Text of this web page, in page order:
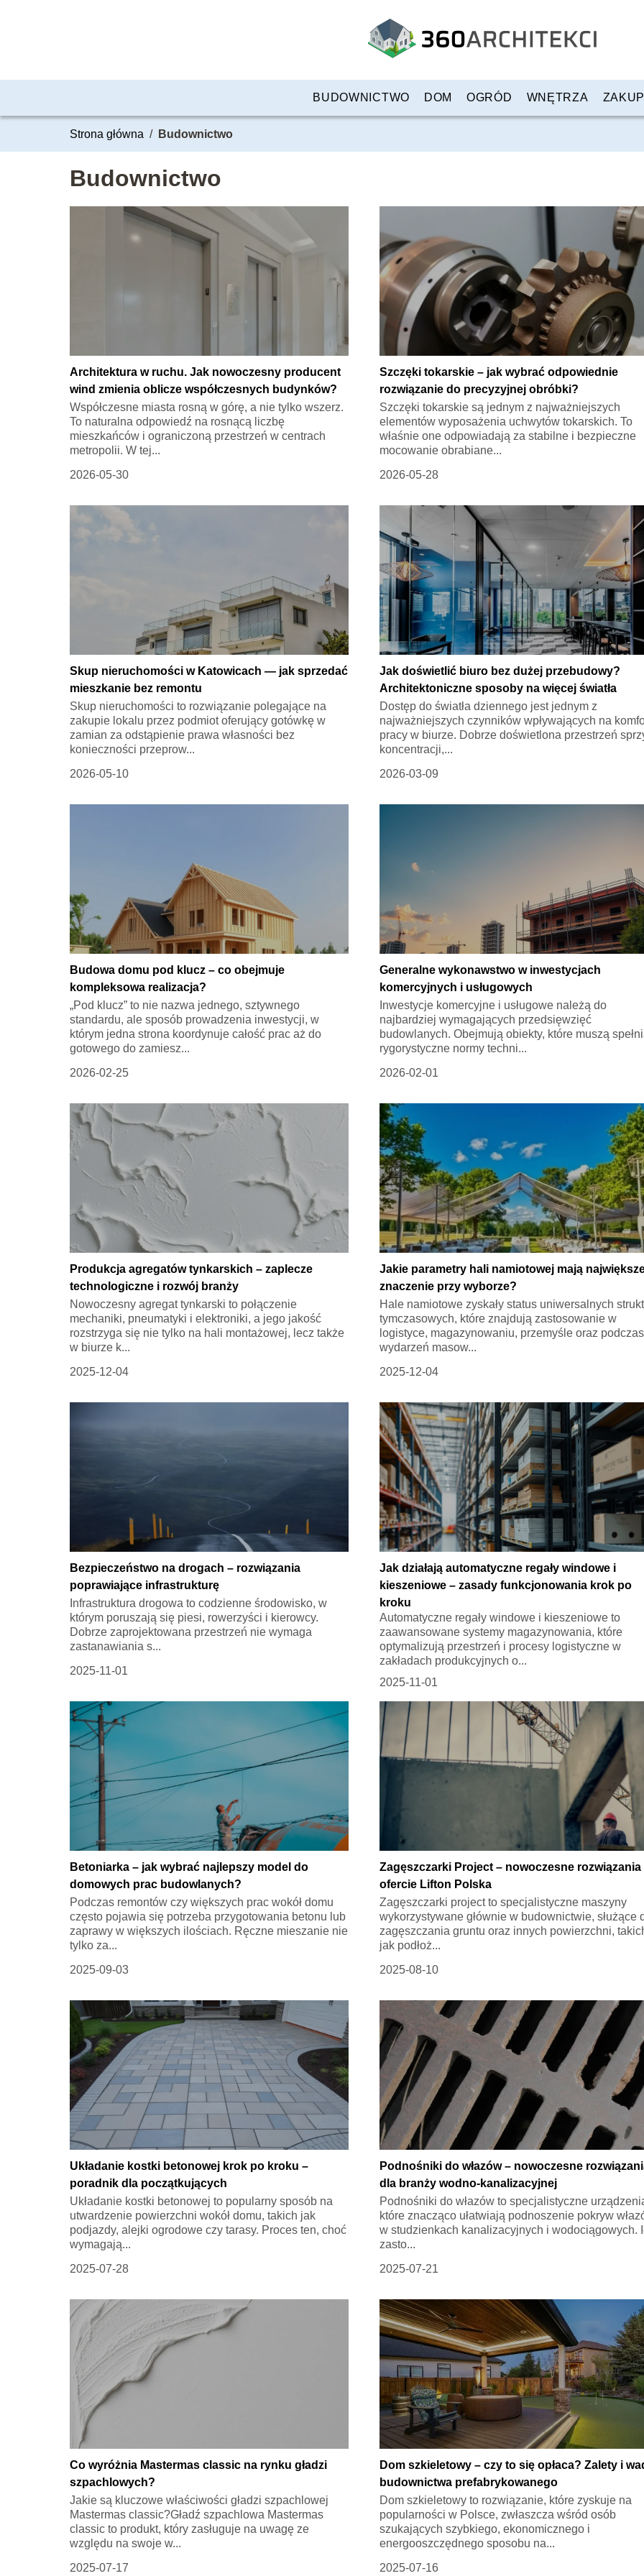
BUDOWNICTWO DOM OGRÓD WNĘTRZA
Strona główna / Budownictwo
Budownictwo
Architektura w ruchu. Jak nowoczesny producent
wind zmienia oblicze współczesnych budynków?
Współczesne miasta rosną w górę, a nie tylko wszerz.
To naturalna odpowiedź na rosnącą liczbę
mieszkańców i ograniczoną przestrzeń w centrach
metropolii. W tej...
2026-05-30
Szczęki tokarskie – jak wybrać odpowiednie
rozwiązanie do precyzyjnej obróbki?
Szczęki tokarskie są jednym z najważniejszych
elementów wyposażenia uchwytów tokarskich. To
właśnie one odpowiadają za stabilne i bezpieczne
mocowanie obrabiane...
2026-05-28
Skup nieruchomości w Katowicach — jak sprzedać
mieszkanie bez remontu
Skup nieruchomości to rozwiązanie polegające na
zakupie lokalu przez podmiot oferujący gotówkę w
zamian za odstąpienie prawa własności bez
konieczności przeprow...
2026-05-10
Jak doświetlić biuro bez dużej przebudowy?
Architektoniczne sposoby na więcej światła
Dostęp do światła dziennego jest jednym z
najważniejszych czynników wpływających na
pracy w biurze. Dobrze doświetlona przestrzeń
koncentracji,...
2026-03-09
Budowa domu pod klucz – co obejmuje
kompleksowa realizacja?
„Pod klucz” to nie nazwa jednego, sztywnego
standardu, ale sposób prowadzenia inwestycji, w
którym jedna strona koordynuje całość prac aż do
gotowego do zamiesz...
2026-02-25
Generalne wykonawstwo w inwestycjach
komercyjnych i usługowych
Inwestycje komercyjne i usługowe należą do
najbardziej wymagających przedsięwzięć
budowlanych. Obejmują obiekty, które muszą
rygorystyczne normy techni...
2026-02-01
Produkcja agregatów tynkarskich – zaplecze
technologiczne i rozwój branży
Nowoczesny agregat tynkarski to połączenie
mechaniki, pneumatyki i elektroniki, a jego jakość
rozstrzyga się nie tylko na hali montażowej, lecz także
w biurze k...
2025-12-04
Jakie parametry hali namiotowej mają
znaczenie przy wyborze?
Hale namiotowe zyskały status uniwersalnych
tymczasowych, które znajdują zastosowanie w
logistyce, magazynowaniu, przemyśle oraz podczas
wydarzeń masow...
2025-12-04
Bezpieczeństwo na drogach – rozwiązania
poprawiające infrastrukturę
Infrastruktura drogowa to codzienne środowisko, w
którym poruszają się piesi, rowerzyści i kierowcy.
Dobrze zaprojektowana przestrzeń nie wymaga
zastanawiania s...
2025-11-01
Jak działają automatyczne regały windowe i
kieszeniowe – zasady funkcjonowania krok po
kroku
Automatyczne regały windowe i kieszeniowe to
zaawansowane systemy magazynowania, które
optymalizują przestrzeń i procesy logistyczne w
zakładach produkcyjnych o...
2025-11-01
Betoniarka – jak wybrać najlepszy model do
domowych prac budowlanych?
Podczas remontów czy większych prac wokół domu
często pojawia się potrzeba przygotowania betonu lub
zaprawy w większych ilościach. Ręczne mieszanie nie
tylko za...
2025-09-03
Zagęszczarki Project – nowoczesne rozwiązania
ofercie Lifton Polska
Zagęszczarki project to specjalistyczne maszyny
wykorzystywane głównie w budownictwie, służące
zagęszczania gruntu oraz innych powierzchni,
jak podłoż...
2025-08-10
Układanie kostki betonowej krok po kroku –
poradnik dla początkujących
Układanie kostki betonowej to popularny sposób na
utwardzenie powierzchni wokół domu, takich jak
podjazdy, alejki ogrodowe czy tarasy. Proces ten, choć
wymagają...
2025-07-28
Podnośniki do włazów – nowoczesne
dla branży wodno-kanalizacyjnej
Podnośniki do włazów to specjalistyczne
które znacząco ułatwiają podnoszenie pokryw
w studzienkach kanalizacyjnych i wodociągowych.
zasto...
2025-07-21
Co wyróżnia Mastermas classic na rynku gładzi
szpachlowych?
Jakie są kluczowe właściwości gładzi szpachlowej
Mastermas classic?Gładź szpachlowa Mastermas
classic to produkt, który zasługuje na uwagę ze
względu na swoje w...
2025-07-17
Dom szkieletowy – czy to się opłaca? Zalety i
budownictwa prefabrykowanego
Dom szkieletowy to rozwiązanie, które zyskuje na
popularności w Polsce, zwłaszcza wśród osób
szukających szybkiego, ekonomicznego i
energooszczędnego sposobu na...
2025-07-16